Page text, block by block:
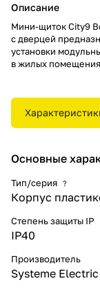
Описание
Мини-щиток City9
с дверцей
установки
в жилых
внутри помещений
18 мм. Щит
City9 Box на 100%
Основные
Тип/серия ?
Корпус
Степень защиты IP
IP40
Производитель
Systeme Electric